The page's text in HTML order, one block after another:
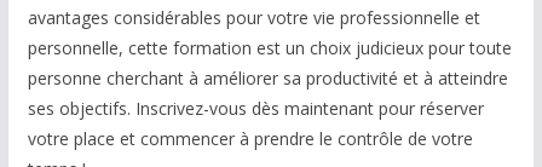
avantages considérables pour votre vie professionnelle et
personnelle, cette formation est un choix judicieux pour toute
personne cherchant à améliorer sa productivité et à atteindre
ses objectifs. Inscrivez-vous dès maintenant pour réserver
votre place et commencer à prendre le contrôle de votre